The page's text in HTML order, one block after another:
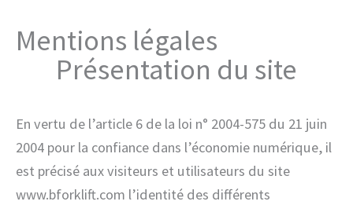
Mentions légales
Présentation du site
En vertu de l’article 6 de la loi n° 2004-575 du 21 juin
2004 pour la confiance dans l’économie numérique, il
est précisé aux visiteurs et utilisateurs du site
www.bforklift.com l’identité des différents